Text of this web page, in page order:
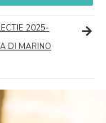
2025-
DI MARINO